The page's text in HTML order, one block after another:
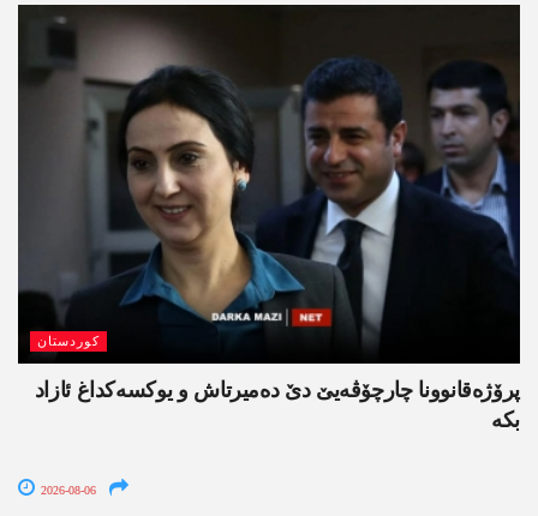
کوردستان
پرۆژەقانوونا چارچۆڤەیێ دێ دەمیرتاش و یوکسەکداغ ئازاد
بکە
2026-08-06